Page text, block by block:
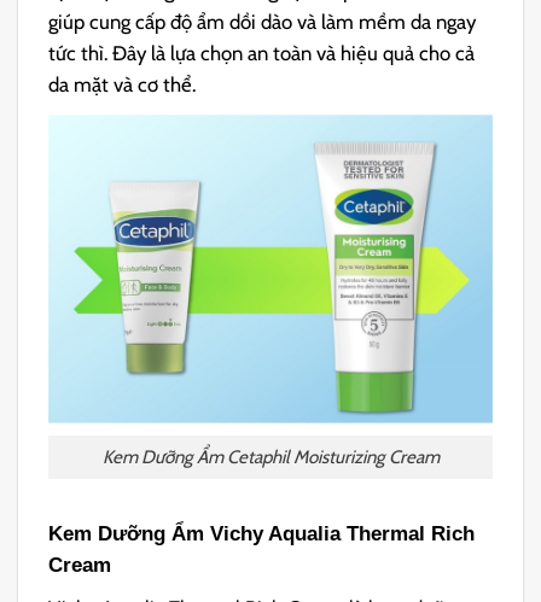
giúp cung cấp độ ẩm dồi dào và làm mềm da ngay
tức thì. Đây là lựa chọn an toàn và hiệu quả cho cả
da mặt và cơ thể.
Kem Dưỡng Ẩm Cetaphil Moisturizing Cream
Kem Dưỡng Ẩm Vichy Aqualia Thermal Rich
Cream